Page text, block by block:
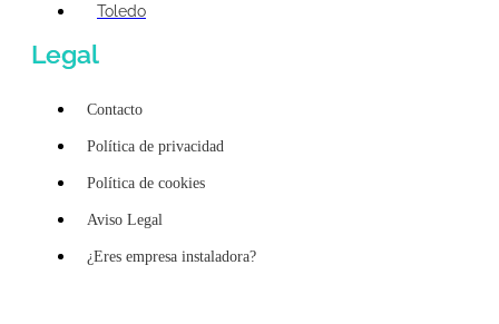
Toledo
Legal
Contacto
Política de privacidad
Política de cookies
Aviso Legal
¿Eres empresa instaladora?